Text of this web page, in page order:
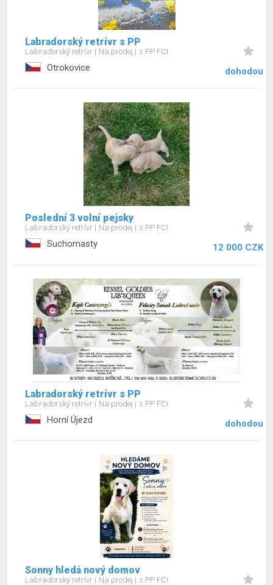
Labradorský retrívr s PP
Labradorský retrívr Na prodej s PP FCI
Otrokovice dohodou
Poslední 3 volní pejsky
Labradorský retrívr Na prodej s PP FCI
Suchomasty 12 000 CZK
Labradorský retrívr s PP
Labradorský retrívr Na prodej s PP FCI
Horní Újezd dohodou
Sonny hledá nový domov
Labradorský retrívr Na prodej s PP FCI